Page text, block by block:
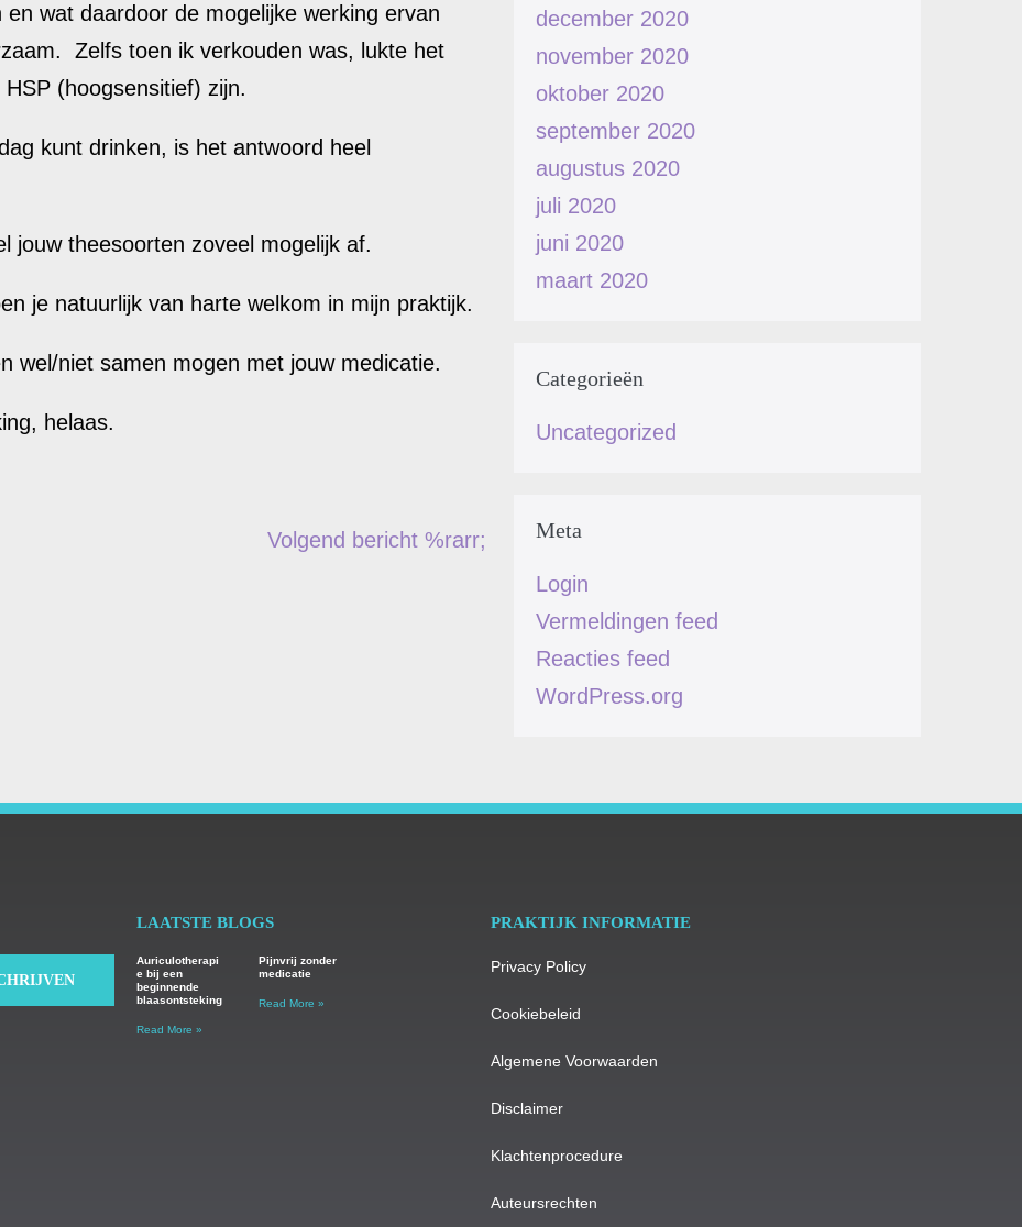
wat daardoor de mogelijke werking ervan
Zelfs toen ik verkouden was, lukte het
(hoogsensitief) zijn.
kunt drinken, is het antwoord heel
jouw theesoorten zoveel mogelijk af.
je natuurlijk van harte welkom in mijn praktijk.
wel/niet samen mogen met jouw medicatie.
helaas.
Volgend bericht %rarr;
december 2020
november 2020
oktober 2020
september 2020
augustus 2020
juli 2020
juni 2020
maart 2020
Categorieën
Uncategorized
Meta
Login
Vermeldingen feed
Reacties feed
WordPress.org
LAATSTE BLOGS
Auriculotherapi
e bij een
beginnende
blaasontsteking
Read More »
Pijnvrij zonder
medicatie
Read More »
PRAKTIJK INFORMATIE
Privacy Policy
Cookiebeleid
Algemene Voorwaarden
Disclaimer
Klachtenprocedure
Auteursrechten